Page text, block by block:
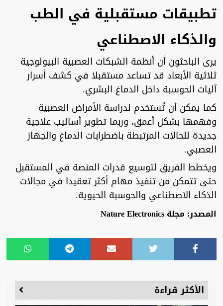
تطبيقات مستقبلية في الطب
والذكاء الاصطناعي
يرى الباحثون أن أنظمة الشبكات العصبية البيولوجية
ثلاثية الأبعاد قد تساعد مستقبلا في كشف أسرار
آليات الحوسبة داخل الدماغ البشري.
كما يمكن أن تُستخدم لدراسة الأمراض العصبية
وفهمها بشكل أعمق، وربما تطوير أساليب علاجية
جديدة للحالات المرتبطة باضطرابات الدماغ والجهاز
العصبي.
ويخطط الفريق لتوسيع قدرات المنصة في المستقبل
حتى تتمكن من تنفيذ مهام أكثر تعقيدا في مجالات
الذكاء الاصطناعي والحوسبة الحيوية.
المصدر: مجلة Nature Electronics
الأكثر قراءة